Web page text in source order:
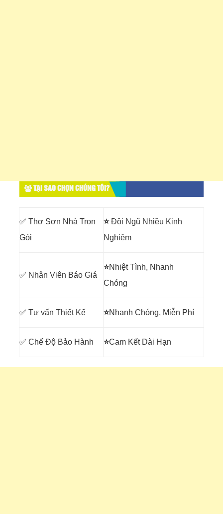
TẠI SAO CHỌN CHÚNG TÔI?
✅ Thợ Sơn Nhà Trọn
Gói
⭐Đội Ngũ Nhiều Kinh
Nghiệm
✅ Nhân Viên Báo Giá
⭐Nhiệt Tình, Nhanh
Chóng
✅ Tư vấn Thiết Kế ⭐Nhanh Chóng, Miễn Phí
✅ Chế Độ Bảo Hành ⭐Cam Kết Dài Hạn